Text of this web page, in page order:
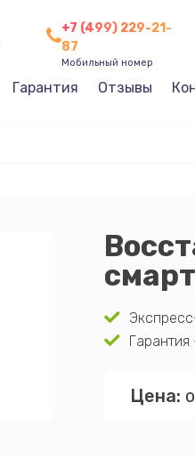
+7 (499) 229-21-
87
Мобильный номер
Гарантия Отзывы
Гарантия
Цена: